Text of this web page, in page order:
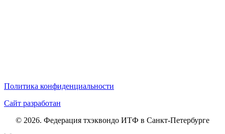
Политика конфиденциальности
Сайт разработан
© 2026. Федерация тхэквондо ИТФ в Санкт-Петербурге